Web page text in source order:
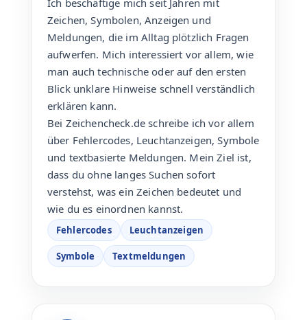
Ich beschäftige mich seit Jahren mit
Zeichen, Symbolen, Anzeigen und
Meldungen, die im Alltag plötzlich Fragen
aufwerfen. Mich interessiert vor allem, wie
man auch technische oder auf den ersten
Blick unklare Hinweise schnell verständlich
erklären kann.
Bei Zeichencheck.de schreibe ich vor allem
über Fehlercodes, Leuchtanzeigen, Symbole
und textbasierte Meldungen. Mein Ziel ist,
dass du ohne langes Suchen sofort
verstehst, was ein Zeichen bedeutet und
wie du es einordnen kannst.
Fehlercodes Leuchtanzeigen
Symbole Textmeldungen